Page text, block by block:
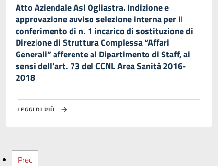
Atto Aziendale Asl Ogliastra. Indizione e
approvazione avviso selezione interna per il
conferimento di n. 1 incarico di sostituzione di
Direzione di Struttura Complessa “Affari
Generali” afferente al Dipartimento di Staff, ai
sensi dell’art. 73 del CCNL Area Sanità 2016-
2018
LEGGI DI PIÙ
Prec